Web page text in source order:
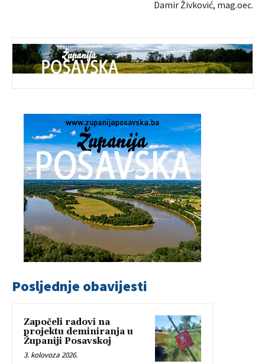
Damir Živković, mag.oec.
Posljednje obavijesti
Započeli radovi na
projektu deminiranja u
Županiji Posavskoj
3. kolovoza 2026.